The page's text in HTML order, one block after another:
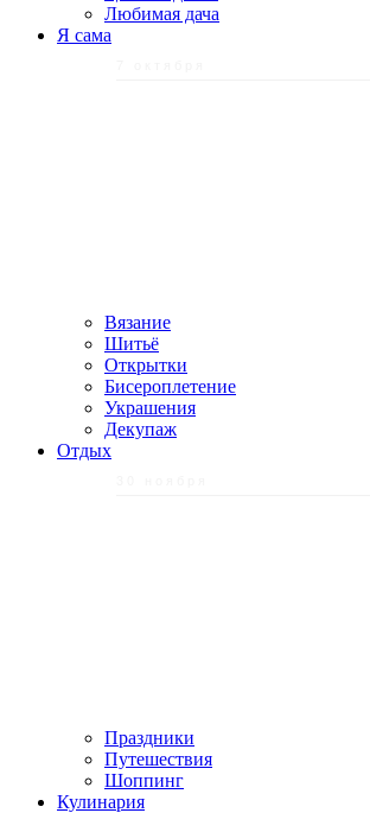
Любимая дача
Я сама
Вязание
Шитьё
Открытки
Бисероплетение
Украшения
Декупаж
Отдых
Праздники
Путешествия
Шоппинг
Кулинария